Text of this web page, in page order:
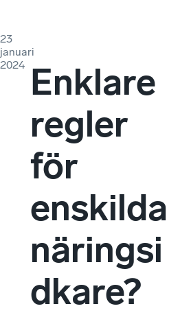
23
januari
2024 Enklare
regler
för
enskilda
näringsi
dkare?